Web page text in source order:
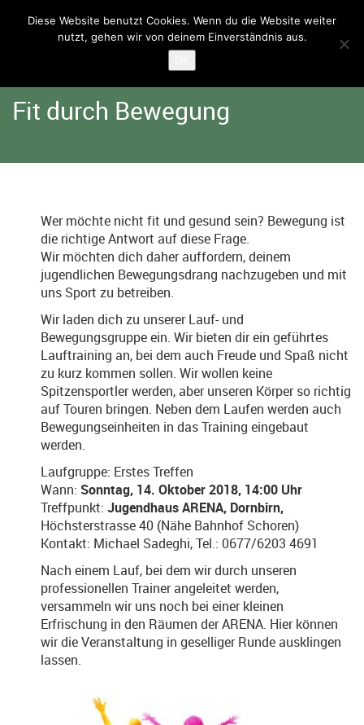
Angebote
Fit durch Bewegung
Wer möchte nicht fit und gesund sein? Bewegung ist
die richtige Antwort auf diese Frage.
Wir möchten dich daher auffordern, deinem
jugendlichen Bewegungsdrang nachzugeben und mit
uns Sport zu betreiben.
Wir laden dich zu unserer Lauf- und
Bewegungsgruppe ein. Wir bieten dir ein geführtes
Lauftraining an, bei dem auch Freude und Spaß nicht
zu kurz kommen sollen. Wir wollen keine
Spitzensportler werden, aber unseren Körper so richtig
auf Touren bringen. Neben dem Laufen werden auch
Bewegungseinheiten in das Training eingebaut
werden.
Laufgruppe: Erstes Treffen
Wann: Sonntag, 14. Oktober 2018, 14:00 Uhr
Treffpunkt: Jugendhaus ARENA, Dornbirn,
Höchsterstrasse 40 (Nähe Bahnhof Schoren)
Kontakt: Michael Sadeghi, Tel.: 0677/6203 4691
Nach einem Lauf, bei dem wir durch unseren
professionellen Trainer angeleitet werden,
versammeln wir uns noch bei einer kleinen
Erfrischung in den Räumen der ARENA. Hier können
wir die Veranstaltung in geselliger Runde ausklingen
lassen.
Diese Website benutzt Cookies. Wenn du die Website weiter
nutzt, gehen wir von deinem Einverständnis aus.